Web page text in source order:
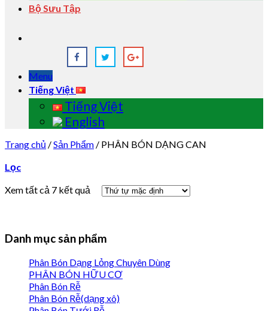
Bộ Sưu Tập
Menu
Tiếng Việt
Tiếng Việt
English
Trang chủ /Sản Phẩm / PHÂN BÓN DẠNG CAN
Lọc
Xem tất cả 7 kết quả
Danh mục sản phẩm
Phân Bón Dạng Lỏng Chuyên Dùng
PHÂN BÓN HỮU CƠ
Phân Bón Rễ
Phân Bón Rễ(dạng xô)